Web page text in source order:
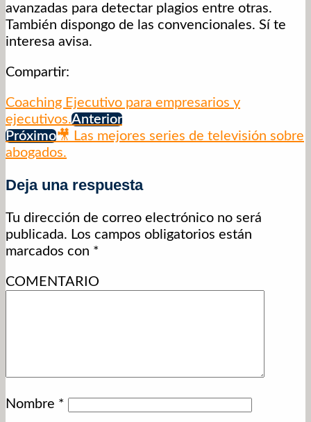
avanzadas para detectar plagios entre otras.
También dispongo de las convencionales. Sí te
interesa avisa.
Compartir:
Coaching Ejecutivo para empresarios y
ejecutivos.Anterior
Próximo🎥 Las mejores series de televisión sobre
abogados.
Deja una respuesta
Tu dirección de correo electrónico no será
publicada. Los campos obligatorios están
marcados con *
COMENTARIO
Nombre *